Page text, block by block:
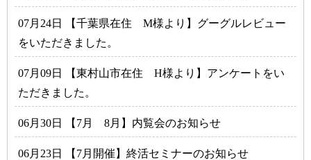
07月24日 【千葉県在住 M様より】グーグルレビュー
をいただきました。
07月09日 【東村山市在住 H様より】アンケートをい
ただきました。
06月30日 【7月 8月】内覧会のお知らせ
06月23日 【7月開催】終活セミナーのお知らせ